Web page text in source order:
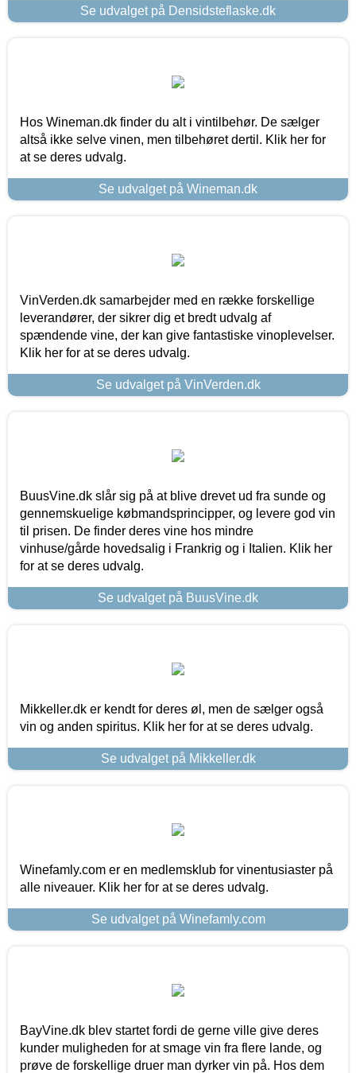
Se udvalget på Densidsteflaske.dk
Hos Wineman.dk finder du alt i vintilbehør. De sælger
altså ikke selve vinen, men tilbehøret dertil. Klik her for
at se deres udvalg.
Se udvalget på Wineman.dk
VinVerden.dk samarbejder med en række forskellige
leverandører, der sikrer dig et bredt udvalg af
spændende vine, der kan give fantastiske vinoplevelser.
Klik her for at se deres udvalg.
Se udvalget på VinVerden.dk
BuusVine.dk slår sig på at blive drevet ud fra sunde og
gennemskuelige købmandsprincipper, og levere god vin
til prisen. De finder deres vine hos mindre
vinhuse/gårde hovedsalig i Frankrig og i Italien. Klik her
for at se deres udvalg.
Se udvalget på BuusVine.dk
Mikkeller.dk er kendt for deres øl, men de sælger også
vin og anden spiritus. Klik her for at se deres udvalg.
Se udvalget på Mikkeller.dk
Winefamly.com er en medlemsklub for vinentusiaster på
alle niveauer. Klik her for at se deres udvalg.
Se udvalget på Winefamly.com
BayVine.dk blev startet fordi de gerne ville give deres
kunder muligheden for at smage vin fra flere lande, og
prøve de forskellige druer man dyrker vin på. Hos dem